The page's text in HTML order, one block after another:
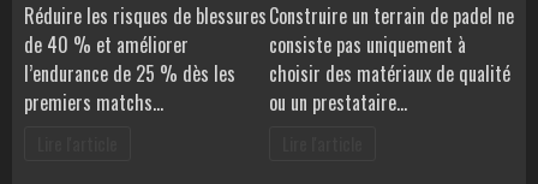
Réduire les risques de blessures
de 40 % et améliorer
l’endurance de 25 % dès les
premiers matchs…
Construire un terrain de padel ne
consiste pas uniquement à
choisir des matériaux de qualité
ou un prestataire…